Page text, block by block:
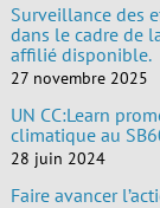
Surveillance des
dans le cadre de
affilié disponible.
27 novembre 2025
UN CC:Learn
climatique au
28 juin 2024
Faire avancer